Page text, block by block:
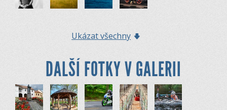
Ukázat všechny
DALŠÍ FOTKY V GALERII